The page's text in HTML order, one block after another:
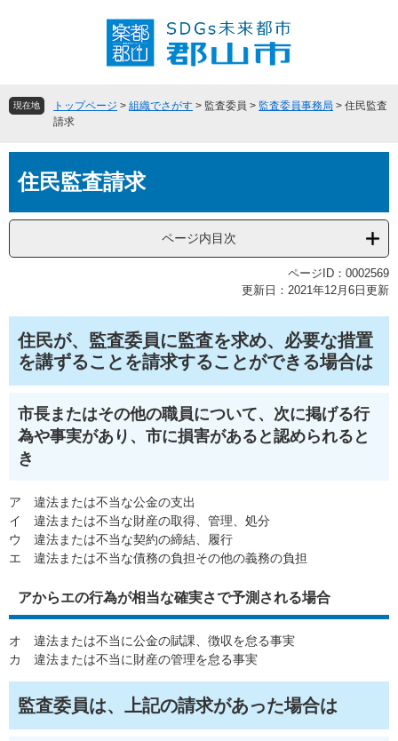
頭
飛
へ
現在地 トップページ > 組織でさがす > 監査委員 > 監査委員事務局 > 住民監査
請求
文住民監査請求
ページ内目次
ページID：0002569
更新日：2021年12月6日更新
住民が、監査委員に監査を求め、必要な措置
を講ずることを請求することができる場合は
市長またはその他の職員について、次に掲げる行
為や事実があり、市に損害があると認められると
き
ア 違法または不当な公金の支出
イ 違法または不当な財産の取得、管理、処分
ウ 違法または不当な契約の締結、履行
エ 違法または不当な債務の負担その他の義務の負担
アからエの行為が相当な確実さで予測される場合
オ 違法または不当に公金の賦課、徴収を怠る事実
カ 違法または不当に財産の管理を怠る事実
監査委員は、上記の請求があった場合は